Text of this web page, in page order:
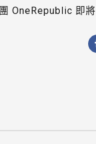
OneRepublic 即將